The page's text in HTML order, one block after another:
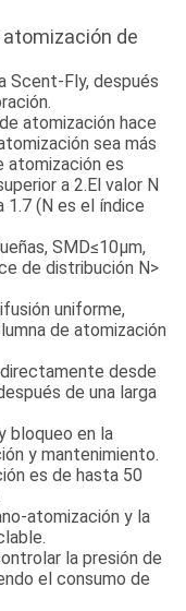
de
Scent-Fly, después
atomización hace
sea más
atomización es
a 2.El valor N
1.7 (N es el índice
SMD≤10μm,
de distribución N>
uniforme,
de atomización
desde
de una larga
bloqueo en la
y mantenimiento.
es de hasta 50
atomización y la
la presión de
el consumo de